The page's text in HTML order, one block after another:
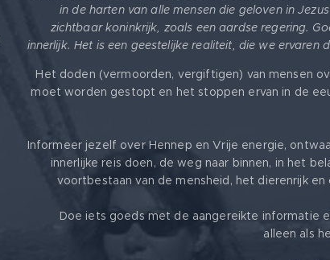
in de harten van alle mensen die geloven in
zichtbaar koninkrijk, zoals een aardse regering.
innerlijk. Het is een geestelijke realiteit, die we ervaren
Het doden (vermoorden, vergiftigen) van mensen
moet worden gestopt en het stoppen ervan in de
Informeer jezelf over Hennep en Vrije energie,
innerlijke reis doen, de weg naar binnen, in het
voortbestaan van de mensheid, het dierenrijk
Doe iets goeds met de aangereikte informatie
alleen als